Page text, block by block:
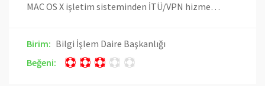
MAC OS X işletim sisteminden İTÜ/VPN hizmetinden yararlanmak için kullanıcı tipine göre aşağıdaki dokümanlardan uygun olanı takip edilmeli veya buradaki videodaki adımlar uygulanmalıdır. Akademik VPN Kurulumu İdari VPN Kurulumu Öğrenci VPN Kurulumu
Birim: Bilgi İşlem Daire Başkanlığı
Beğeni: